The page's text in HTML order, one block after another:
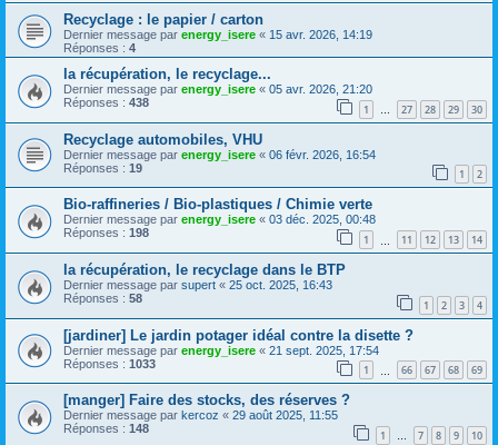
Recyclage : le papier / carton
Dernier message par energy_isere « 15 avr. 2026, 14:19
Réponses : 4
la récupération, le recyclage...
Dernier message par energy_isere « 05 avr. 2026, 21:20
Réponses : 438 1 … 27 28 29 30
Recyclage automobiles, VHU
Dernier message par energy_isere « 06 févr. 2026, 16:54
Réponses : 19 1 2
Bio-raffineries / Bio-plastiques / Chimie verte
Dernier message par energy_isere « 03 déc. 2025, 00:48
Réponses : 198 1 11 12 13 14
la récupération, le recyclage dans le BTP
Dernier message par supert « 25 oct. 2025, 16:43
Réponses : 58 1 2 3 4
[jardiner] Le jardin potager idéal contre la disette ?
Dernier message par energy_isere « 21 sept. 2025, 17:54
Réponses : 1033 1 66 67 68 69
[manger] Faire des stocks, des réserves ?
Dernier message par kercoz « 29 août 2025, 11:55
Réponses : 148 1 … 7 8 9 10